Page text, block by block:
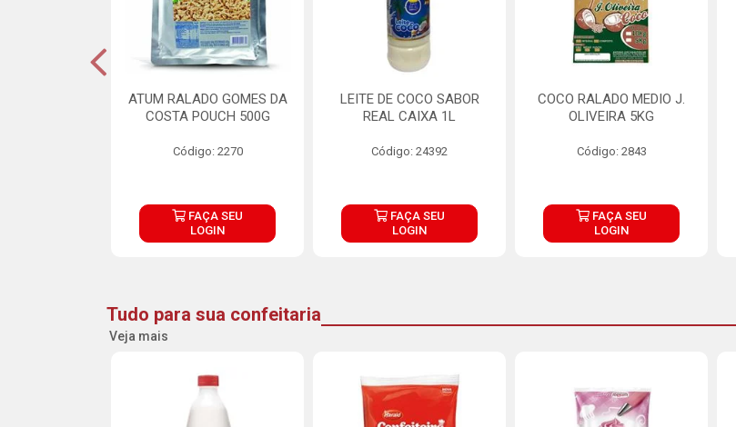
ATUM RALADO GOMES DA
COSTA POUCH 500G
Código: 2270
FAÇA SEU
LOGIN
LEITE DE COCO SABOR
REAL CAIXA 1L
Código: 24392
FAÇA SEU
LOGIN
COCO RALADO MEDIO J.
OLIVEIRA 5KG
Código: 2843
FAÇA SEU
LOGIN
Tudo para sua confeitaria
Veja mais